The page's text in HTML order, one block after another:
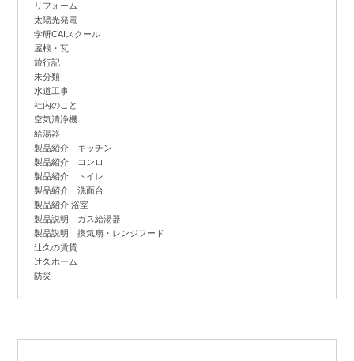
リフォーム
太陽光発電
学研CAIスクール
屋根・瓦
旅行記
未分類
水道工事
社内のこと
空気清浄機
給湯器
製品紹介 キッチン
製品紹介 コンロ
製品紹介 トイレ
製品紹介 洗面台
製品紹介 浴室
製品説明 ガス給湯器
製品説明 換気扇・レンジフード
辻久の賃貸
辻久ホーム
防災